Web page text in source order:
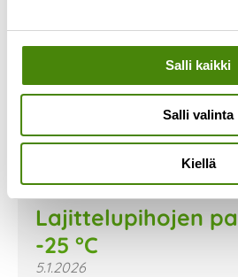
Salli kaikki
Salli valinta
Kiellä
Lajittelupihojen
-25 °C
5.1.2026